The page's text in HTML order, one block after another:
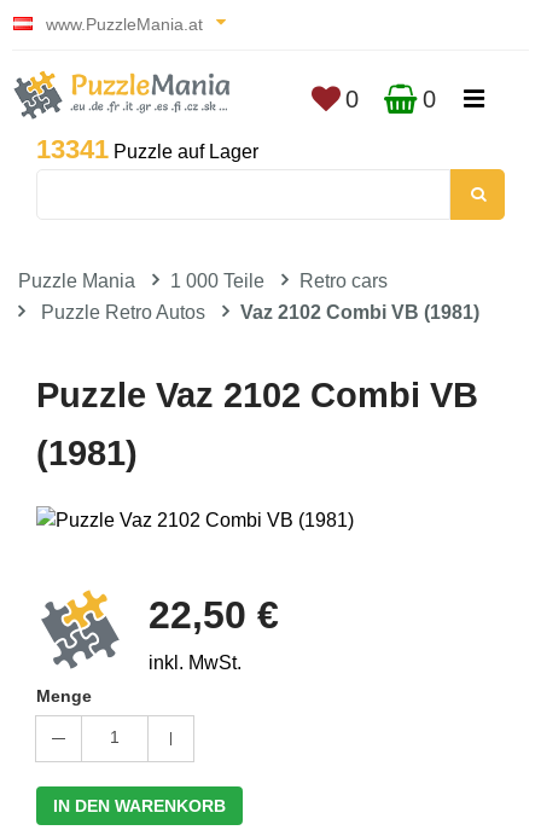
www.PuzzleMania.at
13341 Puzzle auf Lager
0 0
Puzzle Mania 1 000 Teile
Retro cars
Puzzle Retro Autos
Vaz 2102 Combi VB (1981)
Puzzle Vaz 2102 Combi VB
(1981)
22,50 €
inkl. MwSt.
Menge
1
IN DEN WARENKORB